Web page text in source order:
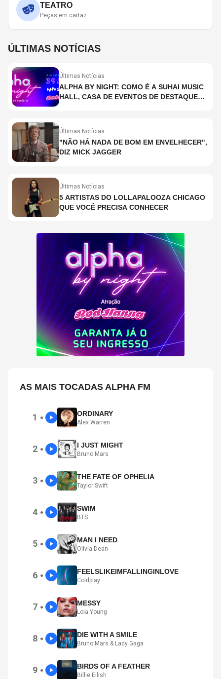
TEATRO
Peças em cartaz
ÚLTIMAS NOTÍCIAS
Últimas Notícias
ALPHA BY NIGHT: COMO É A SUHAI MUSIC
HALL, CASA DE EVENTOS DE DESTAQUE
Últimas Notícias
"NÃO HÁ NADA DE BOM EM ENVELHECER",
DIZ MICK JAGGER
Últimas Notícias
5 ARTISTAS DO LOLLAPALOOZA CHICAGO
QUE VOCÊ PRECISA CONHECER
AS MAIS TOCADAS ALPHA FM
1 ● ORDINARY
Alex Warren
2 ● I JUST MIGHT
Bruno Mars
3 ● THE FATE OF OPHELIA
Taylor Swift
4 ● SWIM
BTS
5 ● MAN I NEED
Olivia Dean
6 ● FEELSLIKEIMFALLINGINLOVE
Coldplay
7 ● MESSY
Lola Young
8 ● DIE WITH A SMILE
Bruno Mars & Lady Gaga
9 ● BIRDS OF A FEATHER
Billie Eilish